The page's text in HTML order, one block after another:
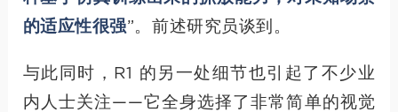
的适应性很强”。前述研究员谈到。
与此同时，R1 的另一处细节也引起了不少业
内人士关注——它全身选择了非常简单的视觉